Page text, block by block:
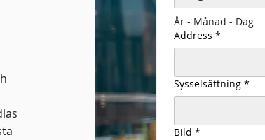
År - Månad - Dag
Address *
Sysselsättning *
Bild *